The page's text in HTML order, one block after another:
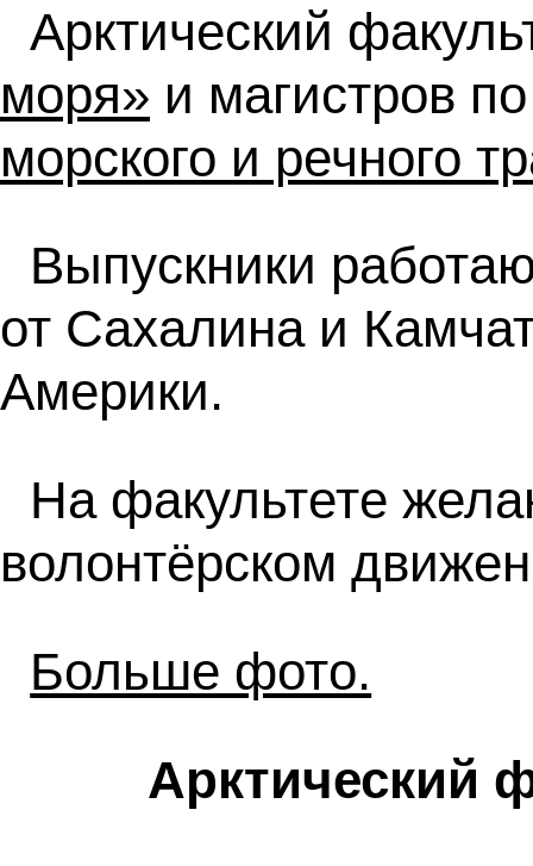
Арктический
моря» и магистров
морского и речного
Выпускники
от Сахалина и
Америки.
На факультете
волонтёрском
Больше фото.
Арктический